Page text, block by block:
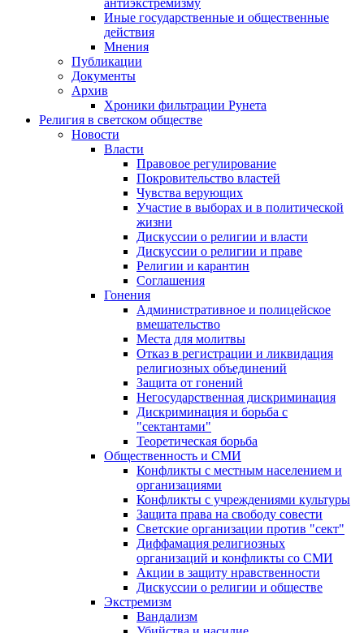
антиэкстремизму
Иные государственные и общественные
действия
Мнения
Публикации
Документы
Архив
Хроники фильтрации Рунета
Религия в светском обществе
Новости
Власти
Правовое регулирование
Покровительство властей
Чувства верующих
Участие в выборах и в политической
жизни
Дискуссии о религии и власти
Дискуссии о религии и праве
Религии и карантин
Соглашения
Гонения
Административное и полицейское
вмешательство
Места для молитвы
Отказ в регистрации и ликвидация
религиозных объединений
Защита от гонений
Негосударственная дискриминация
Дискриминация и борьба с
"сектантами"
Теоретическая борьба
Общественность и СМИ
Конфликты с местным населением и
организациями
Конфликты с учреждениями культуры
Защита права на свободу совести
Светские организации против "сект"
Диффамация религиозных
организаций и конфликты со СМИ
Акции в защиту нравственности
Дискуссии о религии и обществе
Экстремизм
Вандализм